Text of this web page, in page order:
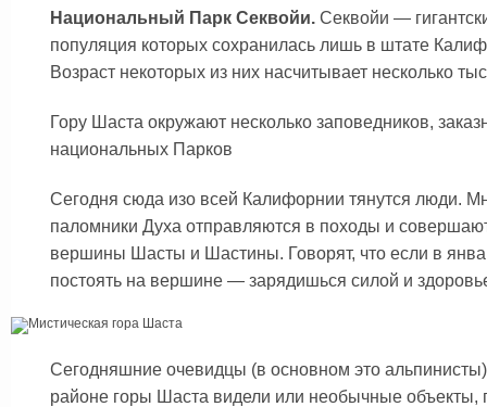
Национальный Парк Секвойи. Секвойи —
популяция которых сохранилась лишь в штате
Возраст некоторых из них насчитывает несколько
Гору Шаста окружают несколько заповедников,
национальных Парков
Сегодня сюда изо всей Калифорнии тянутся люди.
паломники Духа отправляются в походы и
вершины Шасты и Шастины. Говорят, что если в
постоять на вершине — зарядишься силой и
Сегодняшние очевидцы (в основном это
районе горы Шаста видели или необычные